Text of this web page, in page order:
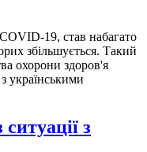
19, став набагато
збільшується. Такий
охорони здоров'я
українськими
з